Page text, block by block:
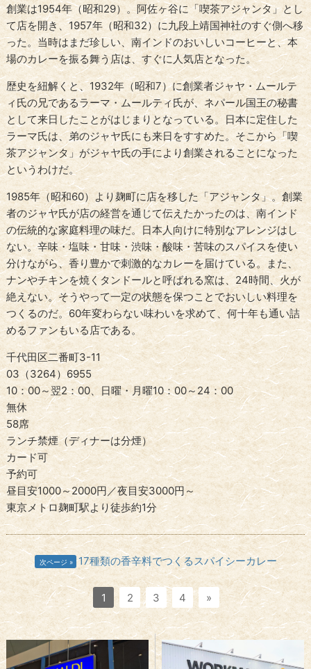
創業は1954年（昭和29）。阿佐ヶ谷に「喫茶アジャンタ」とし
て店を開き、1957年（昭和32）に九段上靖国神社のすぐ側へ移
った。当時はまだ珍しい、南インドのおいしいコーヒーと、本
場のカレーを振る舞う店は、すぐに人気店となった。
歴史を紐解くと、1932年（昭和7）に創業者ジャヤ・ムールテ
ィ氏の兄であるラーマ・ムールティ氏が、ネパール国王の秘書
として来日したことがはじまりとなっている。日本に定住した
ラーマ氏は、弟のジャヤ氏にも来日をすすめた。そこから「喫
茶アジャンタ」がジャヤ氏の手により創業されることになった
というわけだ。
1985年（昭和60）より麹町に店を移した「アジャンタ」。創業
者のジャヤ氏が店の経営を通じて伝えたかったのは、南インド
の伝統的な家庭料理の味だ。日本人向けに特別なアレンジはし
ない。辛味・塩味・甘味・渋味・酸味・苦味のスパイスを使い
分けながら、香り豊かで刺激的なカレーを届けている。また、
ナンやチキンを焼くタンドールと呼ばれる窯は、24時間、火が
絶えない。そうやって一定の状態を保つことでおいしい料理を
つくるのだ。60年変わらない味わいを求めて、何十年も通い詰
めるファンもいる店である。
千代田区二番町3-11
03（3264）6955
10：00～翌2：00、日曜・月曜10：00～24：00
無休
58席
ランチ禁煙（ディナーは分煙）
カード可
予約可
昼目安1000～2000円／夜目安3000円～
東京メトロ麹町駅より徒歩約1分
次ページ 17種類の香辛料でつくるスパイシーカレー
1 2 3 4 »